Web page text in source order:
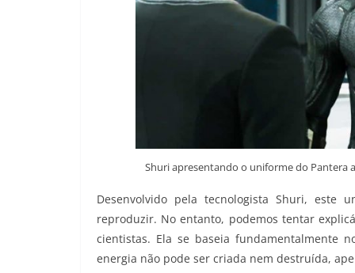
Shuri apresentando o uniforme do Pantera
Desenvolvido pela tecnologista Shuri, este
reproduzir. No entanto, podemos tentar
cientistas. Ela se baseia fundamentalmente
energia não pode ser criada nem destruída,